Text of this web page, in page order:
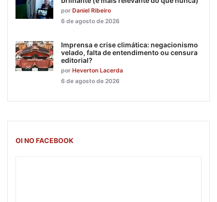
por Daniel Ribeiro
6 de agosto de 2026
Imprensa e crise climática: negacionismo
velado, falta de entendimento ou censura
editorial?
por Heverton Lacerda
6 de agosto de 2026
OI NO FACEBOOK